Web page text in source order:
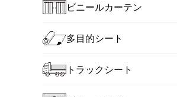
ビニールカーテン
多目的シート
トラックシート